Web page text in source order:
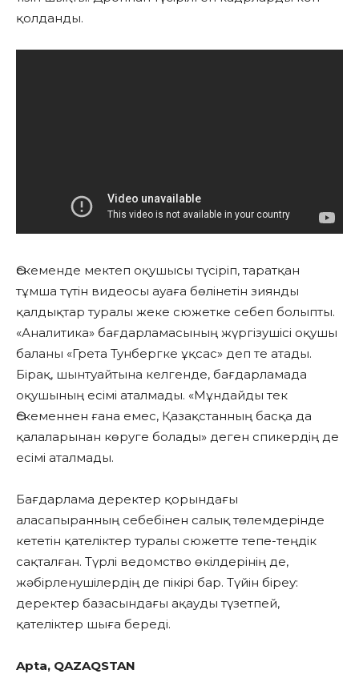
қолданды.
Өскеменде мектеп оқушысы түсіріп, таратқан
тұмша түтін видеосы ауаға бөлінетін зиянды
қалдықтар туралы жеке сюжетке себеп болыпты.
«Аналитика» бағдарламасының жүргізушісі оқушы
баланы «Грета Тунбергке ұқсас» деп те атады.
Бірақ, шынтуайтына келгенде, бағдарламада
оқушының есімі аталмады. «Мұндайды тек
Өскеменнен ғана емес, Қазақстанның басқа да
қалаларынан көруге болады» деген спикердің де
есімі аталмады.
Бағдарлама деректер қорындағы
аласапыранның себебінен салық төлемдерінде
кететін қателіктер туралы сюжетте тепе-теңдік
сақталған. Түрлі ведомство өкілдерінің де,
жәбірленушілердің де пікірі бар. Түйін біреу:
деректер базасындағы ақауды түзетпей,
қателіктер шыға береді.
Apta, QAZAQSTAN